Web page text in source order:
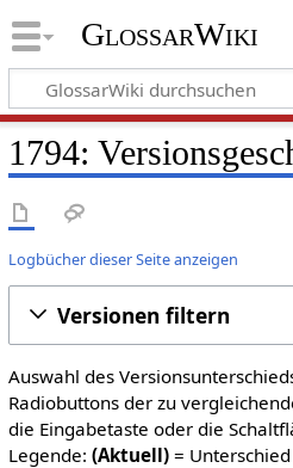
GlossarWiki
1794:
Logbücher dieser Seite anzeigen
Versionen filtern
Auswahl des
Radiobuttons der zu
die Eingabetaste oder die
Legende: (Aktuell)=